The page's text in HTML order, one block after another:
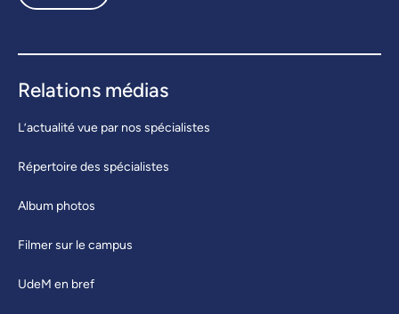
Relations médias
L’actualité vue par nos spécialistes
Répertoire des spécialistes
Album photos
Filmer sur le campus
UdeM en bref